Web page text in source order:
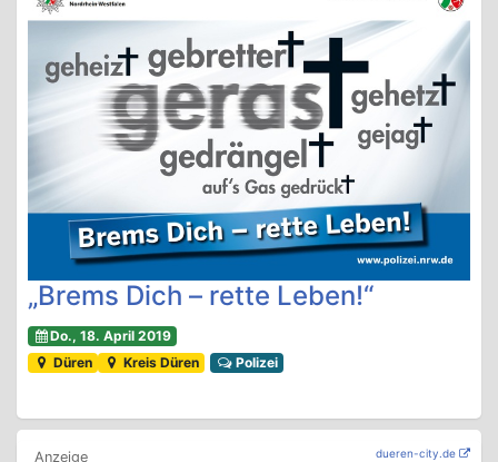
„Brems Dich – rette Leben!“
Do., 18. April 2019
Düren
Kreis Düren Polizei
dueren-city.de